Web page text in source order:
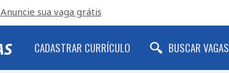
Anuncie sua vaga grátis
CADASTRAR CURRÍCULO BUSCAR VAGAS